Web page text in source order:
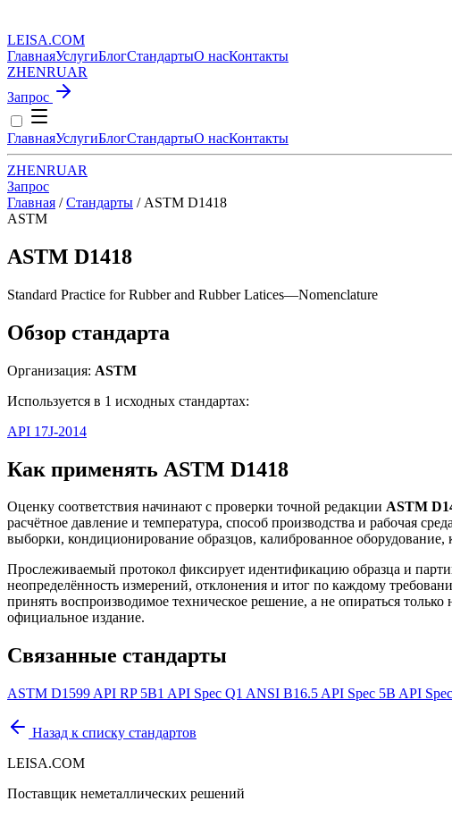
LEISA.COM
ГлавнаяУслугиБлогСтандартыО насКонтакты
ZHENRUAR
Запрос
ГлавнаяУслугиБлогСтандартыО насКонтакты
ZHENRUAR
Запрос
Главная / Стандарты / ASTM D1418
ASTM
ASTM D1418
Standard Practice for Rubber and Rubber Latices—Nomenclature
Обзор стандарта
Организация: ASTM
Используется в 1 исходных стандартах:
API 17J-2014
Как применять ASTM D1418
Оценку соответствия начинают с проверки точной редакции ASTM
расчётное давление и температура, способ производства и рабочая
выборки, кондиционирование образцов, калиброванное
Прослеживаемый протокол фиксирует идентификацию образца и
неопределённость измерений, отклонения и итог по каждому
принять воспроизводимое техническое решение, а не опираться
официальное издание.
Связанные стандарты
ASTM D1599 API RP 5B1 API Spec Q1 ANSI B16.5 API Spec 5B API
Назад к списку стандартов
LEISA.COM
Поставщик неметаллических решений